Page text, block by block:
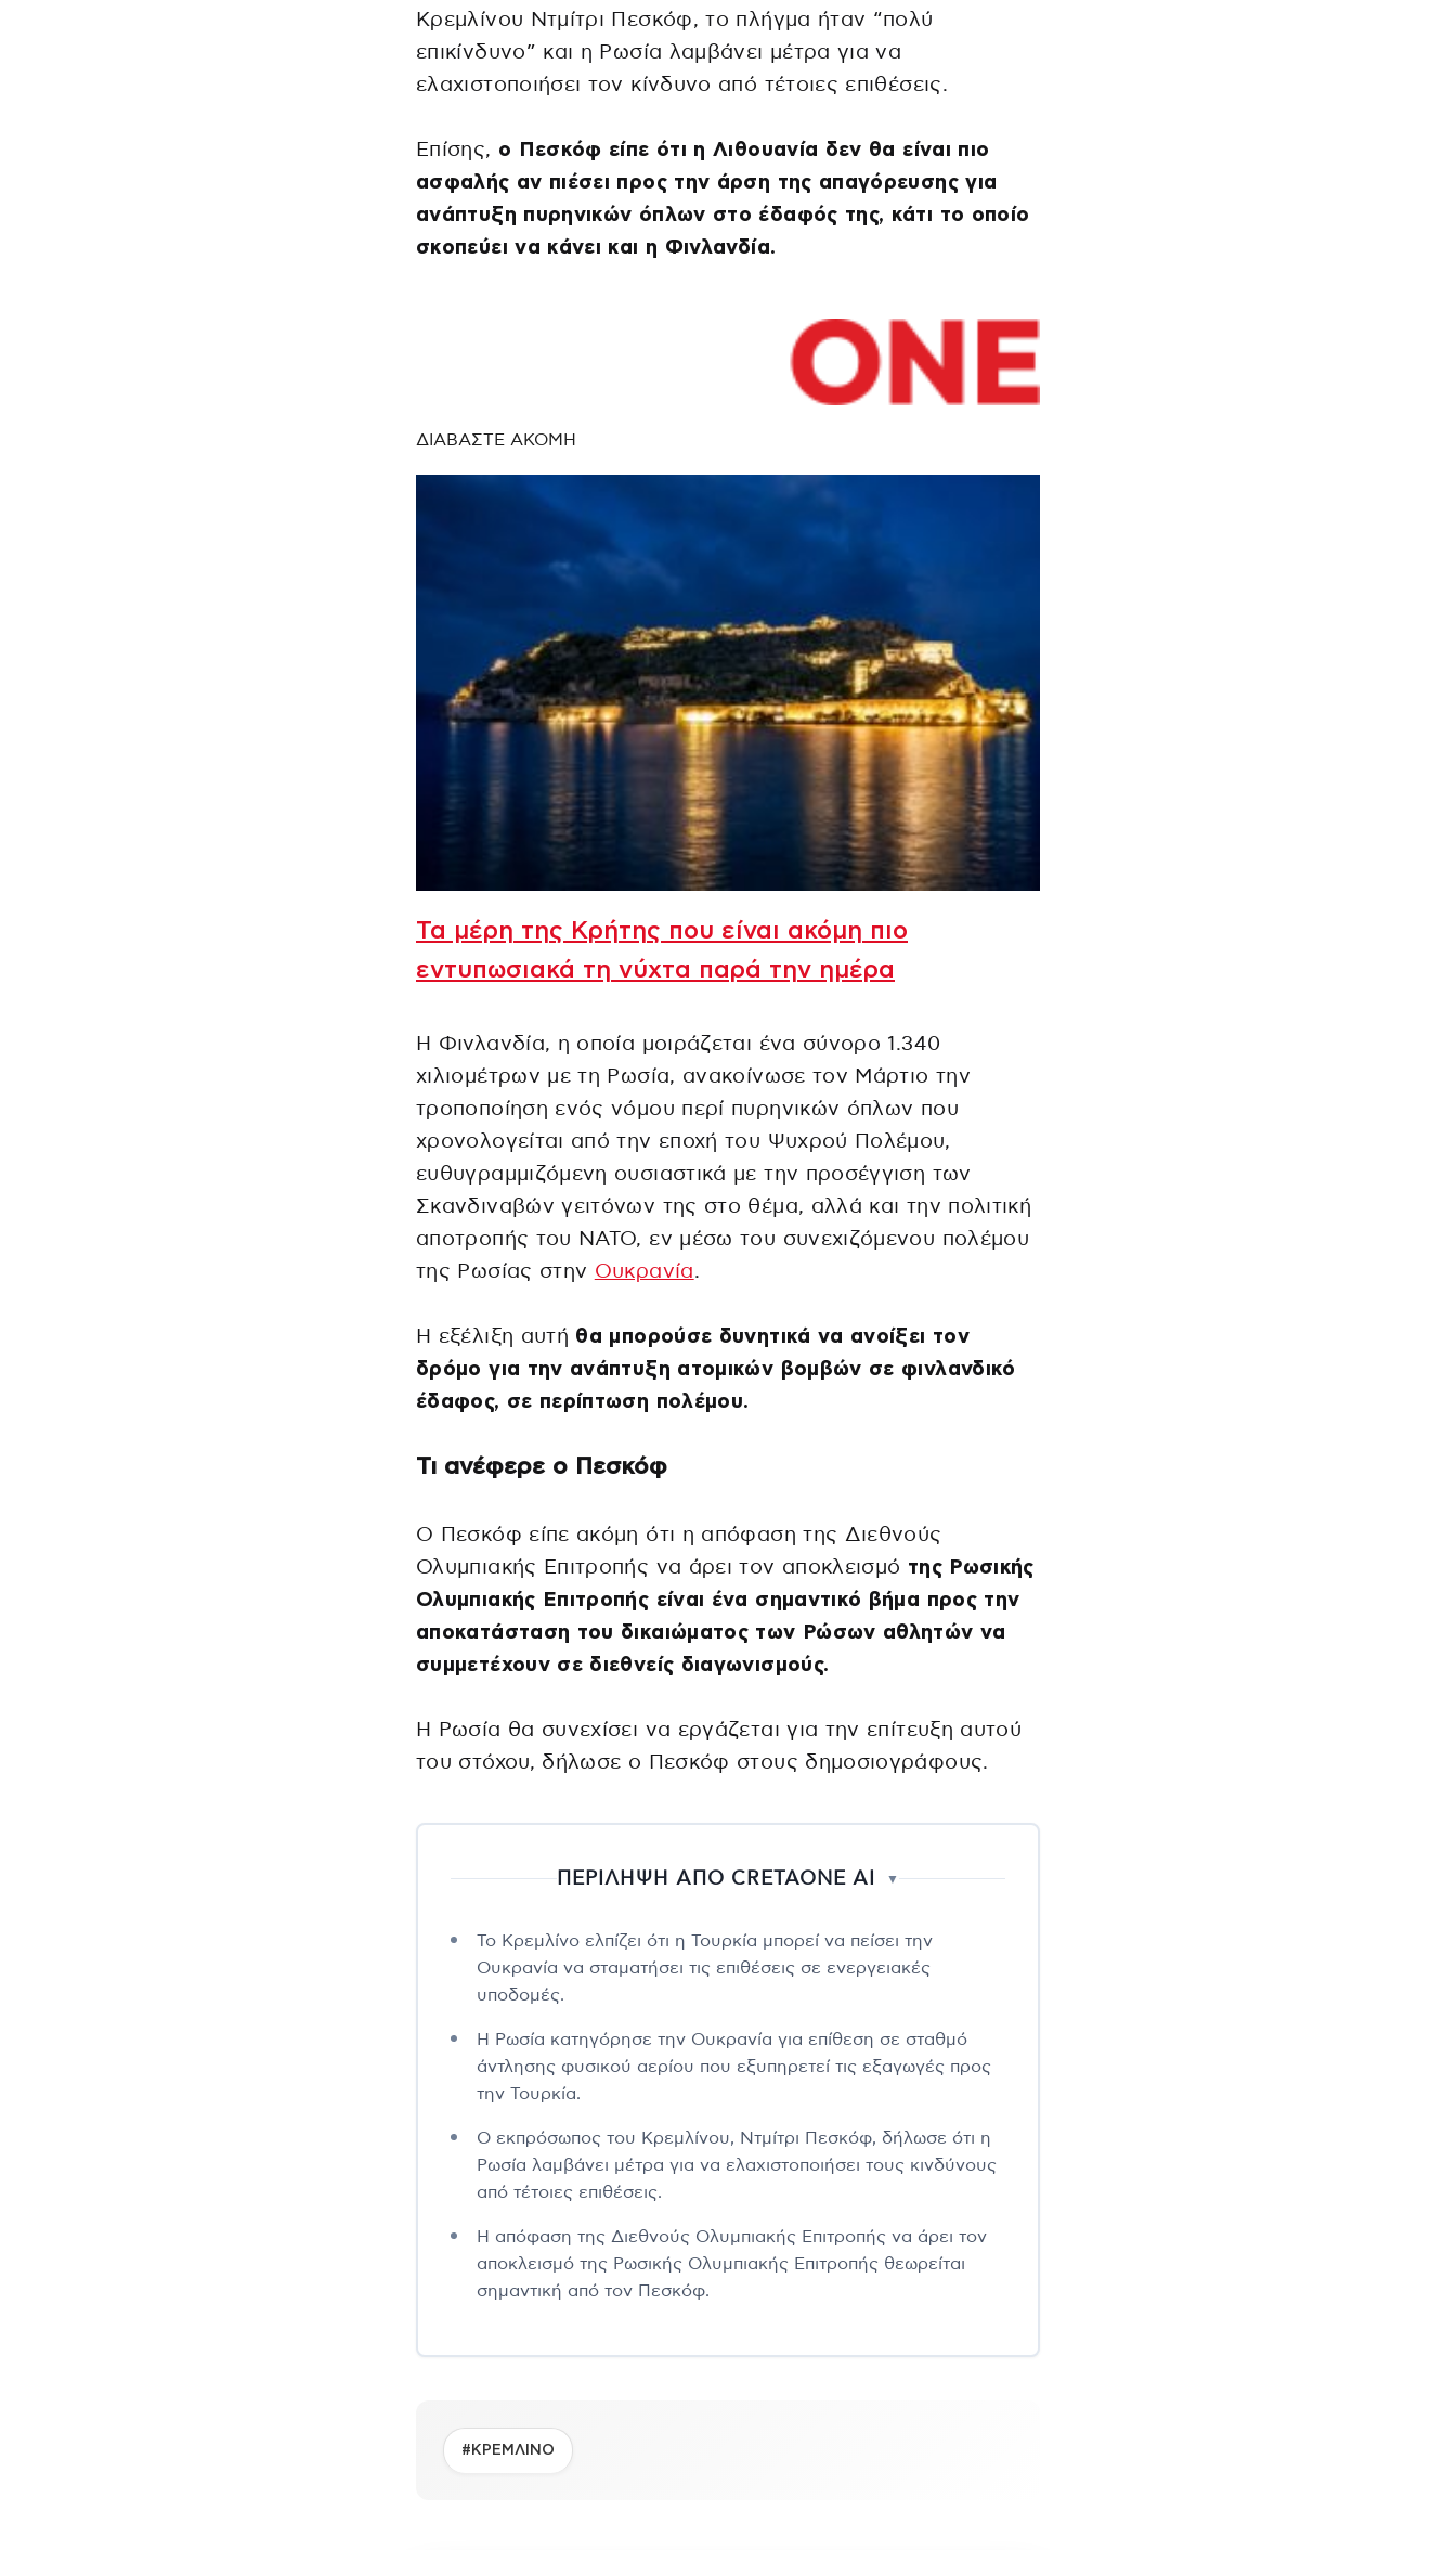
Κρεμλίνου Ντμίτρι Πεσκόφ, το πλήγμα ήταν “πολύ
επικίνδυνο” και η Ρωσία λαμβάνει μέτρα για να
ελαχιστοποιήσει τον κίνδυνο από τέτοιες επιθέσεις.
Επίσης, ο Πεσκόφ είπε ότι η Λιθουανία δεν θα είναι πιο
ασφαλής αν πιέσει προς την άρση της απαγόρευσης για
ανάπτυξη πυρηνικών όπλων στο έδαφός της, κάτι το οποίο
σκοπεύει να κάνει και η Φινλανδία.
ΔΙΑΒΑΣΤΕ ΑΚΟΜΗ
Τα μέρη της Κρήτης που είναι ακόμη πιο
εντυπωσιακά τη νύχτα παρά την ημέρα
Η Φινλανδία, η οποία μοιράζεται ένα σύνορο 1.340
χιλιομέτρων με τη Ρωσία, ανακοίνωσε τον Μάρτιο την
τροποποίηση ενός νόμου περί πυρηνικών όπλων που
χρονολογείται από την εποχή του Ψυχρού Πολέμου,
ευθυγραμμιζόμενη ουσιαστικά με την προσέγγιση των
Σκανδιναβών γειτόνων της στο θέμα, αλλά και την πολιτική
αποτροπής του ΝΑΤΟ, εν μέσω του συνεχιζόμενου πολέμου
της Ρωσίας στην Ουκρανία.
Η εξέλιξη αυτή θα μπορούσε δυνητικά να ανοίξει τον
δρόμο για την ανάπτυξη ατομικών βομβών σε φινλανδικό
έδαφος, σε περίπτωση πολέμου.
Τι ανέφερε ο Πεσκόφ
Ο Πεσκόφ είπε ακόμη ότι η απόφαση της Διεθνούς
Ολυμπιακής Επιτροπής να άρει τον αποκλεισμό της Ρωσικής
Ολυμπιακής Επιτροπής είναι ένα σημαντικό βήμα προς την
αποκατάσταση του δικαιώματος των Ρώσων αθλητών να
συμμετέχουν σε διεθνείς διαγωνισμούς.
Η Ρωσία θα συνεχίσει να εργάζεται για την επίτευξη αυτού
του στόχου, δήλωσε ο Πεσκόφ στους δημοσιογράφους.
ΠΕΡΙΛΗΨΗ ΑΠΟ CRETAONE AI ▼
Το Κρεμλίνο ελπίζει ότι η Τουρκία μπορεί να πείσει την
Ουκρανία να σταματήσει τις επιθέσεις σε ενεργειακές
υποδομές.
Η Ρωσία κατηγόρησε την Ουκρανία για επίθεση σε σταθμό
άντλησης φυσικού αερίου που εξυπηρετεί τις εξαγωγές προς
την Τουρκία.
Ο εκπρόσωπος του Κρεμλίνου, Ντμίτρι Πεσκόφ, δήλωσε ότι η
Ρωσία λαμβάνει μέτρα για να ελαχιστοποιήσει τους κινδύνους
από τέτοιες επιθέσεις.
Η απόφαση της Διεθνούς Ολυμπιακής Επιτροπής να άρει τον
αποκλεισμό της Ρωσικής Ολυμπιακής Επιτροπής θεωρείται
σημαντική από τον Πεσκόφ.
#ΚΡΕΜΛΙΝΟ